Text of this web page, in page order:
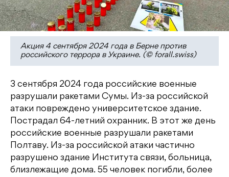
Акция 4 сентября 2024 года в Берне против
российского террора в Украине. (© forall.swiss)
3 сентября 2024 года российские военные
разрушали ракетами Сумы. Из-за российской
атаки повреждено университетское здание.
Пострадал 64-летний охранник. В этот же день
российские военные разрушали ракетами
Полтаву. Из-за российской атаки частично
разрушено здание Института связи, больница,
близлежащие дома. 55 человек погибли, более